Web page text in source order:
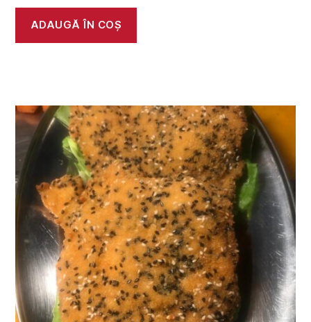
ADAUGĂ ÎN COȘ